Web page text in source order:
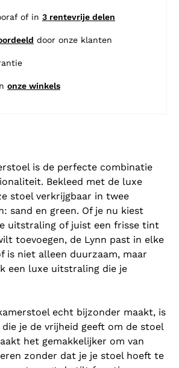
of in 3 rentevrije delen
door onze klanten
onze winkels
is de perfecte combinatie
Bekleed met de luxe
stoel verkrijgbaar in twee
sand en green. Of je nu kiest
uitstraling of juist een frisse tint
toevoegen, de Lynn past in elke
is niet alleen duurzaam, maar
een luxe uitstraling die je
echt bijzonder maakt, is
je de vrijheid geeft om de stoel
het gemakkelijker om van
zonder dat je je stoel hoeft te